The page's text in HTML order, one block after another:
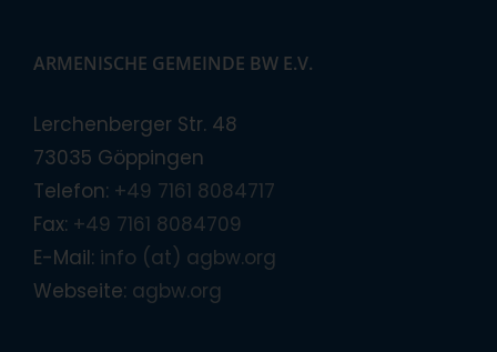
ARMENISCHE GEMEINDE BW E.V.
Lerchenberger Str. 48
73035 Göppingen
Telefon: +49 7161 8084717
Fax: +49 7161 8084709
E-Mail: info (at) agbw.org
Webseite: agbw.org